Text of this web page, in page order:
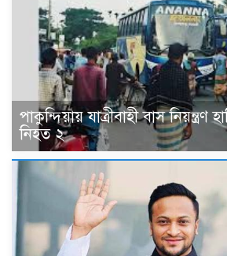
পাকুন্দিয়ায় যাত্রীবাহী বাস নিয়ন্ত্রণ
নিহত ২